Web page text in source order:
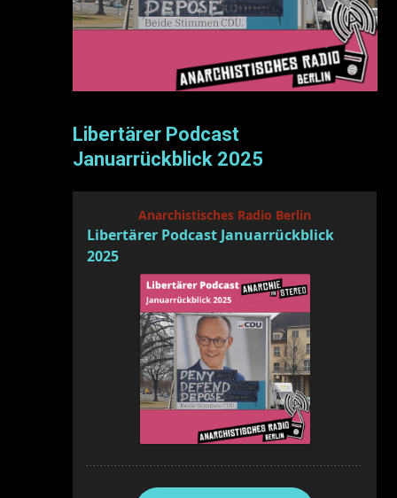
Libertärer Podcast
Januarrückblick 2025